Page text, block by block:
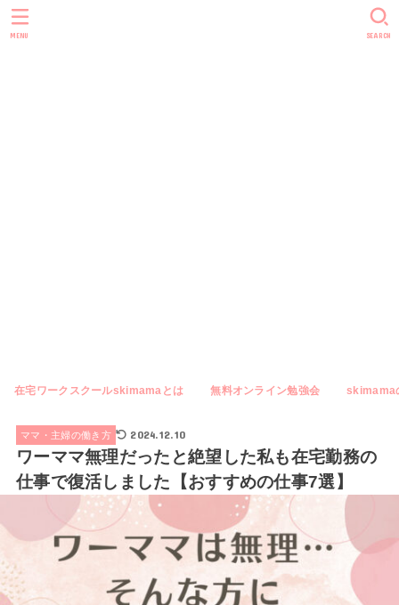
在宅ワークスクールskimamaとは 無料オンライン勉強会 skimama
SEARCH
MENU
ママ・主婦の働き方 2024.12.10
ワーママ無理だったと絶望した私も在宅勤務の
仕事で復活しました【おすすめの仕事7選】